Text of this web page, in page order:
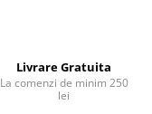
Livrare Gratuita
La comenzi de minim 250
lei